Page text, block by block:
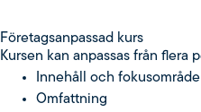
Fö­re­tags­an­pas­sad kurs
Kursen kan anpassas från flera
Innehåll och fokusområde
Omfattning